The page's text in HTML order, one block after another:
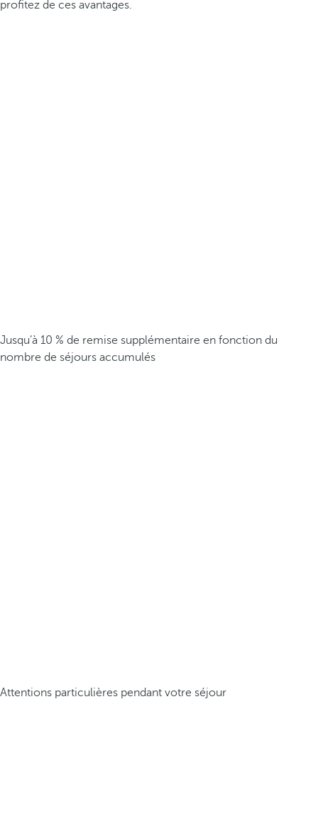
profitez de ces avantages.
Jusqu’à 10 % de remise supplémentaire en fonction du
nombre de séjours accumulés
Attentions particulières pendant votre séjour